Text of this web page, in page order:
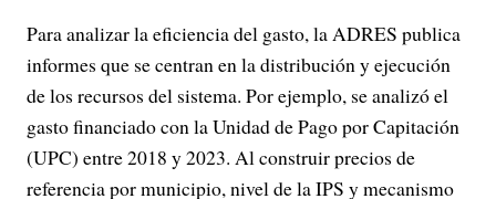
Para analizar la eficiencia del gasto, la ADRES publica
informes que se centran en la distribución y ejecución
de los recursos del sistema. Por ejemplo, se analizó el
gasto financiado con la Unidad de Pago por Capitación
(UPC) entre 2018 y 2023. Al construir precios de
referencia por municipio, nivel de la IPS y mecanismo